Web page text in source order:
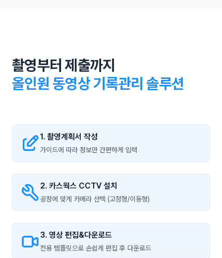
촬영부터 제출까지
올인원 동영상 기록관리 솔루션
1. 촬영계획서 작성
가이드에 따라 정보만 간편하게 입력
2. 카스웍스 CCTV 설치
공정에 맞게 카메라 선택 (고정형/이동형)
3. 영상 편집&다운로드
전용 템플릿으로 손쉽게 편집 후 다운로드